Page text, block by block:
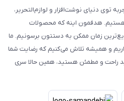
توی دنیای نوشت‌افزار و لوازم‌التحریر،
هستیم. هدفمون اینه که محصولات
زمان ممکن به دستتون برسونیم. ما
و همیشه تلاش می‌کنیم که رضایت شما
راحت و مطمئن هستید، همین حالا سری